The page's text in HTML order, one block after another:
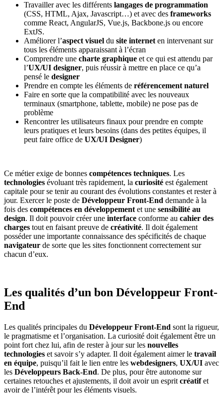
Travailler avec les différents langages de programmation
(CSS, HTML, Ajax, Javascript…) et avec des frameworks
comme React, AngularJS, Vue.js, Backbone.js ou encore
ExtJS.
Améliorer l’aspect visuel du site internet en intervenant sur
tous les éléments apparaissant à l’écran
Comprendre une charte graphique et ce qui est attendu par
l’UX/UI designer, puis réussir à mettre en place ce qu’a
pensé le designer
Prendre en compte les éléments de référencement naturel
Faire en sorte que la compatibilité avec les nouveaux
terminaux (smartphone, tablette, mobile) ne pose pas de
problème
Rencontrer les utilisateurs finaux pour prendre en compte
leurs pratiques et leurs besoins (dans des petites équipes, il
peut faire office de UX/UI Designer)
Ce métier exige de bonnes compétences techniques. Les
technologies évoluant très rapidement, la curiosité est également
capitale pour se tenir au courant des évolutions constantes et rester à
jour. Exercer le poste de Développeur Front-End demande à la
fois des compétences en développement et une sensibilité au
design. Il doit pouvoir créer une interface conforme au cahier des
charges tout en faisant preuve de créativité. Il doit également
posséder une importante connaissance des spécificités de chaque
navigateur de sorte que les sites fonctionnent correctement sur
chacun d’eux.
Les qualités d’un bon Développeur Front-
End
Les qualités principales du Développeur Front-End sont la rigueur,
le pragmatisme et l’organisation. La curiosité doit également être un
point fort chez lui, afin de rester à jour sur les nouvelles
technologies et savoir s’y adapter. Il doit également aimer le travail
en équipe, puisqu’il fait le lien entre les webdesigners, UX/UI avec
les Développeurs Back-End. De plus, pour être autonome sur
certaines retouches et ajustements, il doit avoir un esprit créatifet
avoir de l’intérêt pour les éléments visuels.